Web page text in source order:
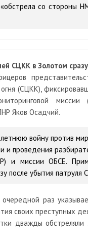
со стороны
СЦКК в Золотом
(СЦКК),
Яков Осадчий.
войну против
и проведения
и миссии ОБСЕ.
после убытия патруля
раз
своих преступных
дважды